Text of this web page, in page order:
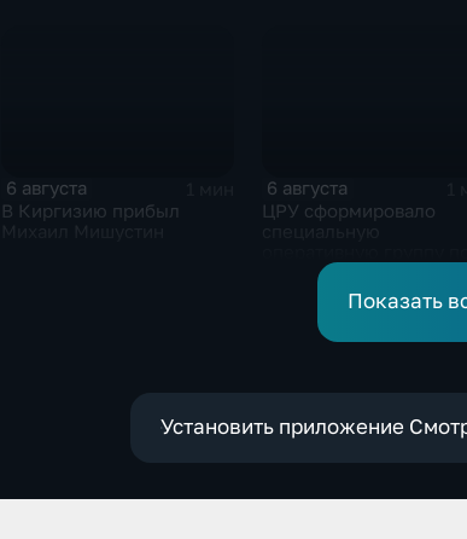
6 августа
В Киргизию прибыл
6 августа
ЦРУ сформировало
смене власти на Кубе.
Показать
Установить приложение